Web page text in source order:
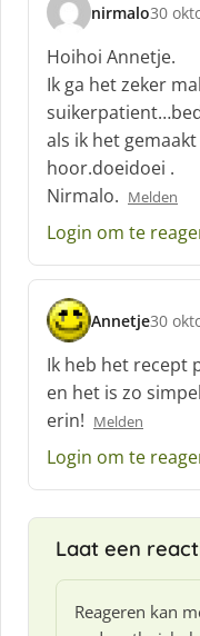
nirmalo
s
c
h
r
e
e
f
:
30
Hoihoi Annetje.
Ik ga het zeker
als ik het
hoor.doeidoei .
Nirmalo. Melden
Login om te
Annetje
s
c
h
r
e
e
:
30
Ik heb het recept
en het is zo
erin! Melden
Login om te
Laat een
Reageren kan